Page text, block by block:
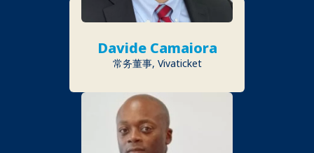
Davide Camaiora
常务董事, Vivaticket